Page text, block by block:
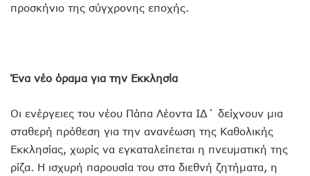
προσκήνιο της σύγχρονης εποχής.
Ένα νέο όραμα για την Εκκλησία
Οι ενέργειες του νέου Πάπα Λέοντα ΙΔ΄ δείχνουν μια
σταθερή πρόθεση για την ανανέωση της Καθολικής
Εκκλησίας, χωρίς να εγκαταλείπεται η πνευματική της
ρίζα. Η ισχυρή παρουσία του στα διεθνή ζητήματα, η